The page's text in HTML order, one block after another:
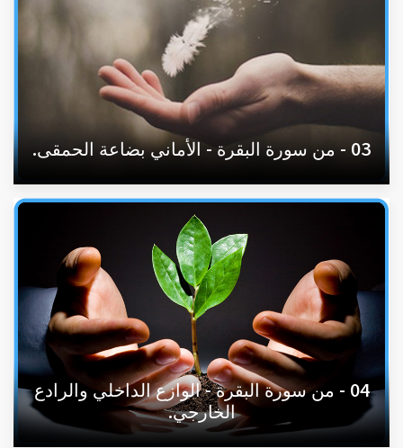
03 - من سورة البقرة - الأماني بضاعة الحمقى.
04 - من سورة البقرة - الوازع الداخلي والرادع
الخارجي.